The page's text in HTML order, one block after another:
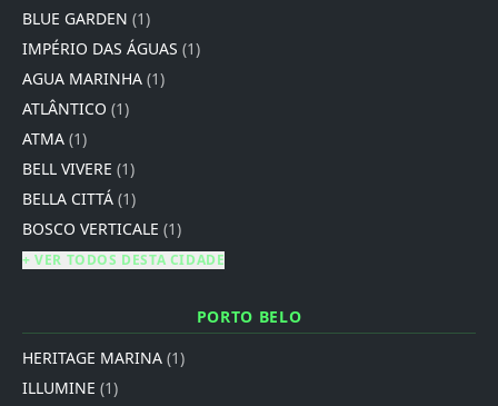
BLUE GARDEN (1)
IMPÉRIO DAS ÁGUAS (1)
AGUA MARINHA (1)
ATLÂNTICO (1)
ATMA (1)
BELL VIVERE (1)
BELLA CITTÁ (1)
BOSCO VERTICALE (1)
+ VER TODOS DESTA CIDADE
PORTO BELO
HERITAGE MARINA (1)
ILLUMINE (1)